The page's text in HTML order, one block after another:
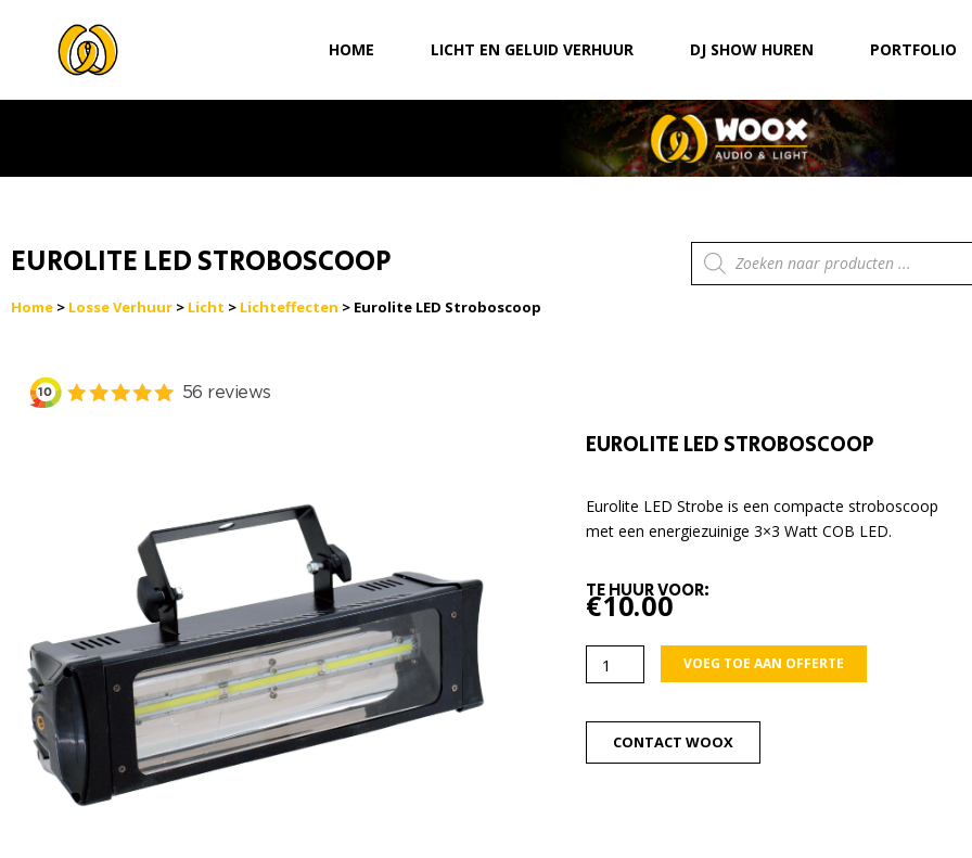
HOME LICHT EN GELUID VERHUUR DJ SHOW HUREN PORTFOLIO
EUROLITE LED STROBOSCOOP
Home > Losse Verhuur > Licht > Lichteffecten > Eurolite LED Stroboscoop
Producten
zoeken
EUROLITE LED STROBOSCOOP
Eurolite LED Strobe is een compacte stroboscoop
met een energiezuinige 3×3 Watt COB LED.
TE HUUR VOOR:
€10.00
Eurolite
LED
aantal
VOEG TOE AAN OFFERTE
CONTACT WOOX